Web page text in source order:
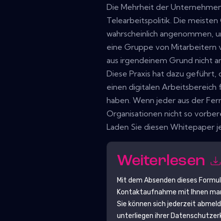
Die Mehrheit der
Telearbeitspolitik. Die
wahrscheinlich angenommen,
eine Gruppe von Mitarbeitern
aus irgendeinem Grund nicht
Diese Praxis hat dazu geführt,
einen digitalen
haben. Wenn jeder aus der
Organisationen nicht so
Laden Sie diesen Whitepaper
Weiterlesen
Mit dem Absenden dieses
Kontaktaufnahme mit Ihnen
Sie können sich jederzeit
unterliegen ihrer